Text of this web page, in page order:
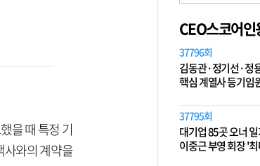
을 때 특정 기
사와의 계약을
CEO스코어인
37796회
김동관·정기선·정
핵심 계열사 등기임
37795회
대기업 85곳 오너
이중근 부영 회장 '